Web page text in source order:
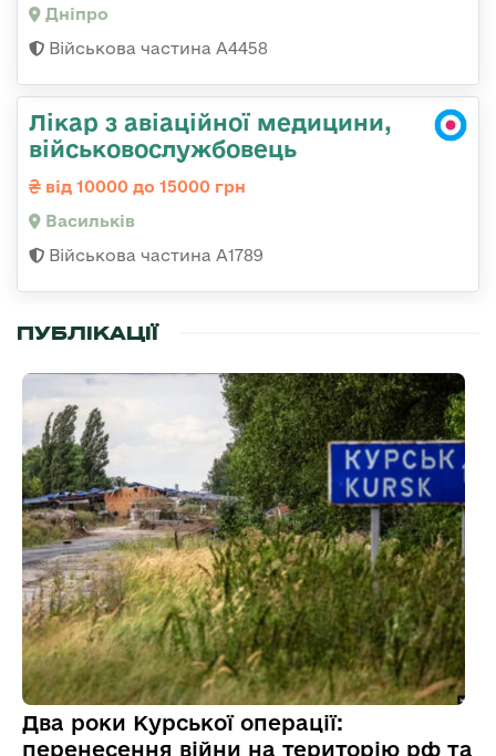
Дніпро
Військова частина А4458
Лікар з авіаційної медицини,
військовослужбовець
від 10000 до 15000 грн
Васильків
Військова частина А1789
ПУБЛІКАЦІЇ
Два роки Курської операції:
перенесення війни на територію рф та